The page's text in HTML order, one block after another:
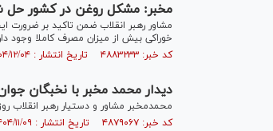
مخبر: مشکل روغن در کشور حل
مشاور رهبر انقلاب ضمن تاکید بر ضرورت
خوراکی بیش از میزان مصرف کاملا وجود
کد خبر: ۴۸۸۳۲۳۳ تاریخ انتشار : ۱۴۰۴/۱۲/۰۴
دیدار محمد مخبر با نخبگان
محمدمخبر مشاور و دستیار رهبر انقلاب روز پنجشنبه (۹ بهمن ۱۴۰۴) با نخبگان جوان
کد خبر: ۴۸۷۹۰۶۷ تاریخ انتشار : ۱۴۰۴/۱۱/۰۹